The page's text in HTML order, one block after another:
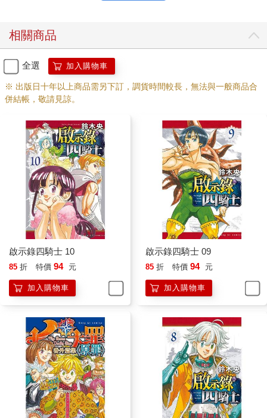
相關商品
全選 加入購物車
※ 出版日十年以上商品需另下訂，調貨時間較長，無法與一般商品合
併結帳，敬請見諒。
啟示錄四騎士 10
85 折 特價 94 元
加入購物車
啟示錄四騎士 09
85 折 特價 94 元
加入購物車